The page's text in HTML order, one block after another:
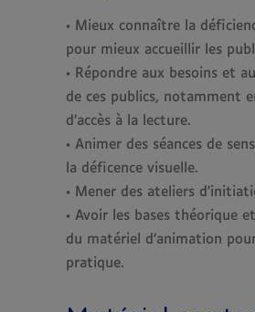
• Mieux connaître la
pour mieux accueillir les
• Répondre aux besoins et
de ces publics, notamment
d’accès à la lecture.
• Animer des séances de
la déficence visuelle.
• Mener des ateliers
• Avoir les bases théorique et
du matériel d’animation
pratique.